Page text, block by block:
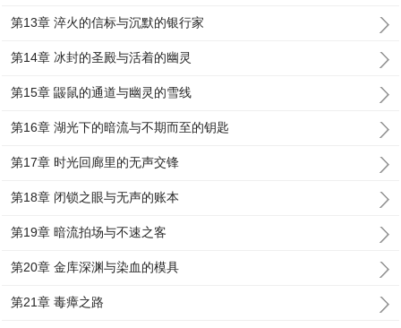
第13章 淬火的信标与沉默的银行家
第14章 冰封的圣殿与活着的幽灵
第15章 鼹鼠的通道与幽灵的雪线
第16章 湖光下的暗流与不期而至的钥匙
第17章 时光回廊里的无声交锋
第18章 闭锁之眼与无声的账本
第19章 暗流拍场与不速之客
第20章 金库深渊与染血的模具
第21章 毒瘴之路